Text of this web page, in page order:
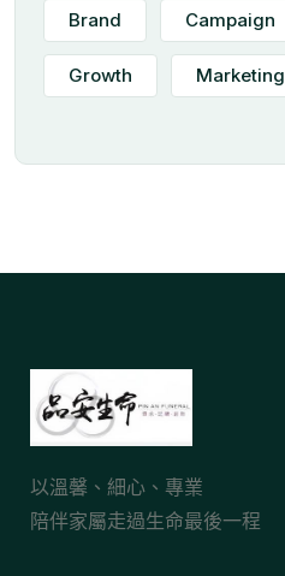
Brand Campaign
Growth Marketing
以溫馨、細心、專業
陪伴家屬走過生命最後一程